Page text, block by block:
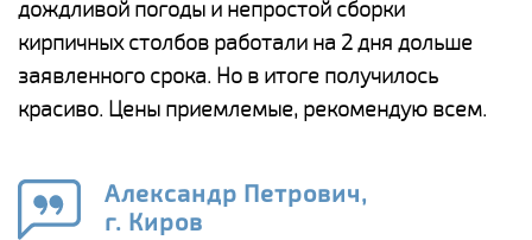
дождливой погоды и непростой сборки
кирпичных столбов работали на 2 дня дольше
заявленного срока. Но в итоге получилось
красиво. Цены приемлемые, рекомендую всем.
Александр Петрович,
г. Киров